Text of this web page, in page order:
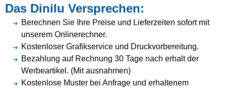
Das Dinilu Versprechen:
Berechnen Sie Ihre Preise und Lieferzeiten sofort mit
unserem Onlinerechner.
Kostenloser Grafikservice und Druckvorbereitung.
Bezahlung auf Rechnung 30 Tage nach erhalt der
Werbeartikel. (Mit ausnahmen)
Kostenlose Muster bei Anfrage und erhaltenem